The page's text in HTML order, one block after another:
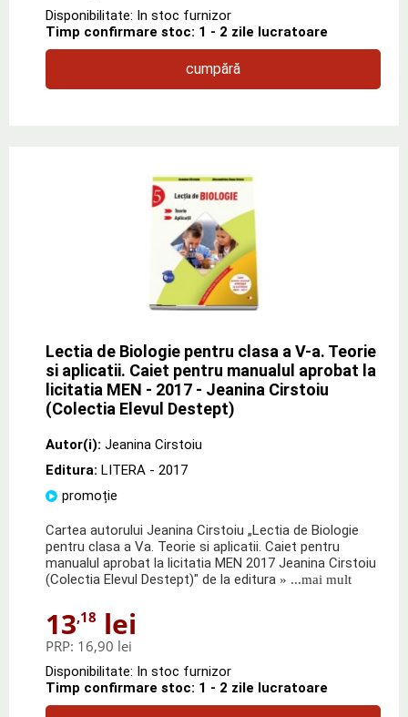
Disponibilitate: In stoc furnizor
Timp confirmare stoc: 1 - 2 zile lucratoare
cumpără
Lectia de Biologie pentru clasa a V-a. Teorie
si aplicatii. Caiet pentru manualul aprobat la
licitatia MEN - 2017 - Jeanina Cirstoiu
(Colectia Elevul Destept)
Autor(i): Jeanina Cirstoiu
Editura: LITERA - 2017
promoție
Cartea autorului Jeanina Cirstoiu „Lectia de Biologie
pentru clasa a Va. Teorie si aplicatii. Caiet pentru
manualul aprobat la licitatia MEN 2017 Jeanina Cirstoiu
(Colectia Elevul Destept)" de la editura » ...mai mult
13,18 lei
PRP: 16,90 lei
Disponibilitate: In stoc furnizor
Timp confirmare stoc: 1 - 2 zile lucratoare